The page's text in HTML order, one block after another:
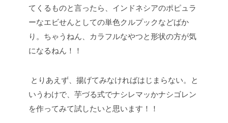
てくるものと言ったら、インドネシアのポピュラ
ーなエビせんとしての単色クルプックなどばか
り。ちゃうねん、カラフルなやつと形状の方が気
になるねん！！
とりあえず、揚げてみなければはじまらない。と
いうわけで、芋づる式でナシレマッかナシゴレン
を作ってみて試したいと思います！！